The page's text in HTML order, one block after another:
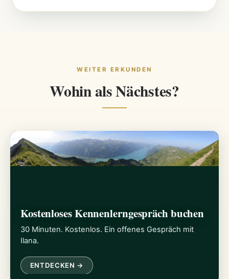
WEITER ERKUNDEN
Wohin als Nächstes?
Kostenloses Kennenlerngespräch buchen
30 Minuten. Kostenlos. Ein offenes Gespräch mit
Ilana.
ENTDECKEN →